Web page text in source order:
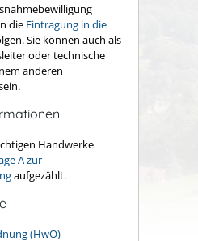
die Eintragung in die
Sie können auch als
oder technische
anderen
Handwerke
A zur
aufgezählt.
(HwO)